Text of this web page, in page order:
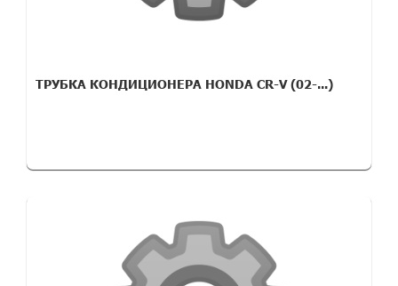
ТРУБКА КОНДИЦИОНЕРА HONDA CR-V (02-...)